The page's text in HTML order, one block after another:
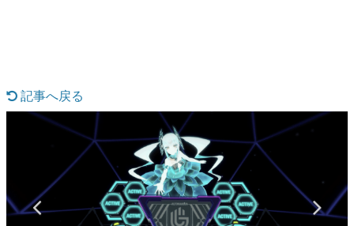
具体的な形から解き明かしていく、硬派で骨太な評論連載
です。
ゲームが変えた日本語
「経験値」「裏技」「ラスボス」… ゲームにまつわる言葉
の起源や用法の変遷を、コンピューター文化史研究家・タ
イニーP氏が徹底調査。
記事へ戻る